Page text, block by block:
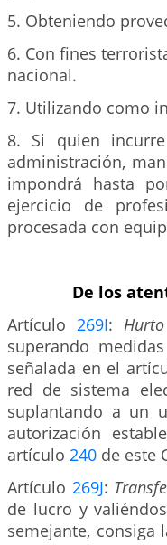
5. Obteniendo
6. Con fines
nacional.
7. Utilizando como
8. Si quien
administración,
impondrá hasta
ejercicio de
procesada con
De los
Artículo269I:
superando
señalada en el
red de sistema
suplantando a un
autorización
artículo 240 de este
Artículo 269J:
de lucro y
semejante, consiga